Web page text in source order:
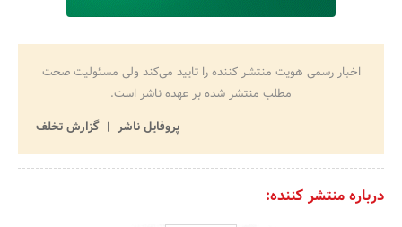
اخبار رسمی هویت منتشر کننده را تایید می‌کند ولی مسئولیت صحت
مطلب منتشر شده بر عهده ناشر است.
پروفایل ناشر
گزارش تخلف
درباره منتشر کننده: